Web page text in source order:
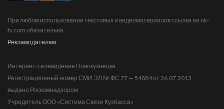
При любом использовании текстовых и видеоматериалов ссылка на nk-
tv.com обязательна.
Рекламодателям
Интернет-телевидение Новокузнецка
Регистрационный номер СМИ ЭЛ № ФС 77 — 54884 от 26.07.2013
выдано Роскомнадзором
Учредитель ООО «Система Связи Кузбасса»